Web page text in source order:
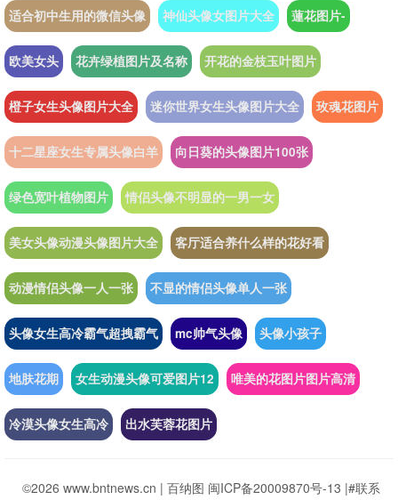
适合初中生用的微信头像 神仙头像女图片大全 蓮花图片-
欧美女头 花卉绿植图片及名称 开花的金枝玉叶图片
橙子女生头像图片大全 迷你世界女生头像图片大全 玫魂花图片
十二星座女生专属头像白羊 向日葵的头像图片100张
绿色宽叶植物图片 情侣头像不明显的一男一女
美女头像动漫头像图片大全 客厅适合养什么样的花好看
动漫情侣头像一人一张 不显的情侣头像单人一张
头像女生高冷霸气超拽霸气 mc帅气头像 头像小孩子
地肤花期 女生动漫头像可爱图片12 唯美的花图片图片高清
冷漠头像女生高冷 出水芙蓉花图片
©2026 www.bntnews.cn | 百纳图 闽ICP备20009870号-13 |#联系